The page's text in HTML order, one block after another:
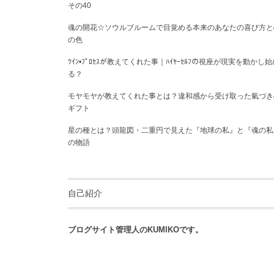
その40
魂の開花☆ソウルブルームで目覚める本来のあなたの喜び方
の色
ﾂｲﾝ•ﾌﾟﾛｾｽが教えてくれた事｜ﾊｲﾔｰｾﾙﾌの視座が現実を動かし始
る？
モヤモヤが教えてくれた事とは？違和感から受け取った氣づ
ギフト
星の種とは？頭龍図・二重円で見えた『地球の私』と『魂の私
の物語
自己紹介
ブログサイト管理人のKUMIKOです。